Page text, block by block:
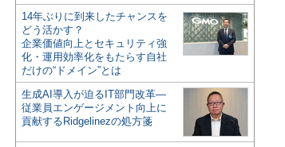
14年ぶりに到来したチャンスを
どう活かす？
企業価値向上とセキュリティ強
化・運用効率化をもたらす自社
だけの“ドメイン”とは
生成AI導入が迫るIT部門改革―
従業員エンゲージメント向上に
貢献するRidgelinezの処方箋